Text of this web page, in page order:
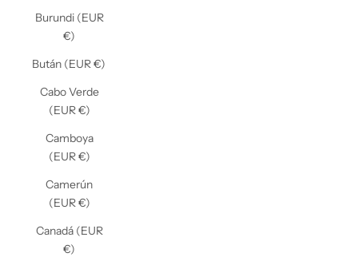
Burundi (EUR
€)
Bután (EUR €)
Cabo Verde
(EUR €)
Camboya
(EUR €)
Camerún
(EUR €)
Canadá (EUR
€)